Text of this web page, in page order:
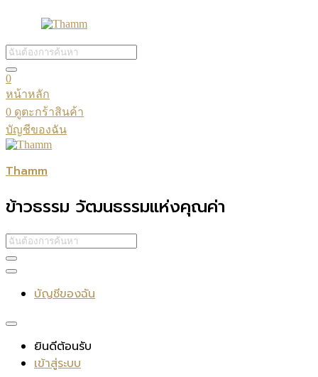
0
หน้าหลัก
0 ดูตะกร้าสินค้า
บัญชีของฉัน
Thamm
ข้าวธรรม วัฒนธรรมแห่งคุณค่า
บัญชีของฉัน
ยินดีต้อนรับ
เข้าสู่ระบบ